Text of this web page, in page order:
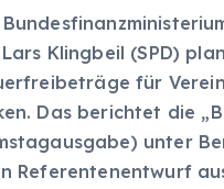
Klingbeil (SPD)
für
Das berichtet die
unter
Referentenentwurf